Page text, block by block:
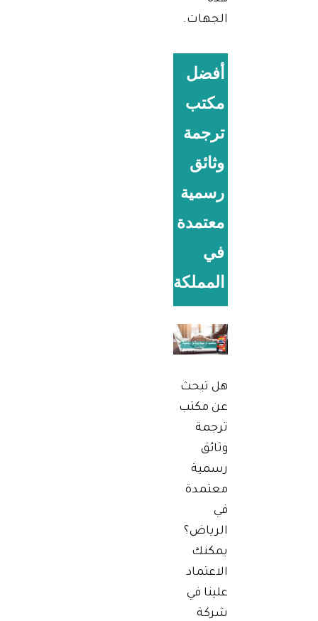
الجهات.
أفضل
مكتب
ترجمة
وثائق
رسمية
معتمدة
في
المملكة
هل تبحث
عن مكتب
ترجمة
وثائق
رسمية
معتمدة
في
الرياض؟
يمكنك
الاعتماد
علينا في
شركة